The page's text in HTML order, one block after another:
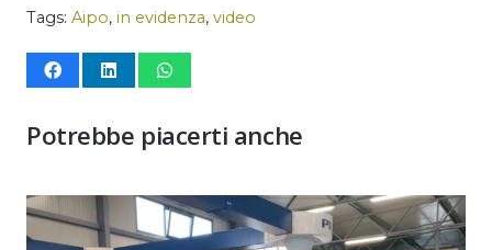
Tags: Aipo, in evidenza, video
Potrebbe piacerti anche